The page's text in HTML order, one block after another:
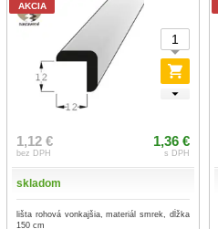
AKCIA
1,12 €
bez DPH
1,36 €
s DPH
skladom
lišta rohová vonkajšia, materiál smrek, dĺžka
150 cm